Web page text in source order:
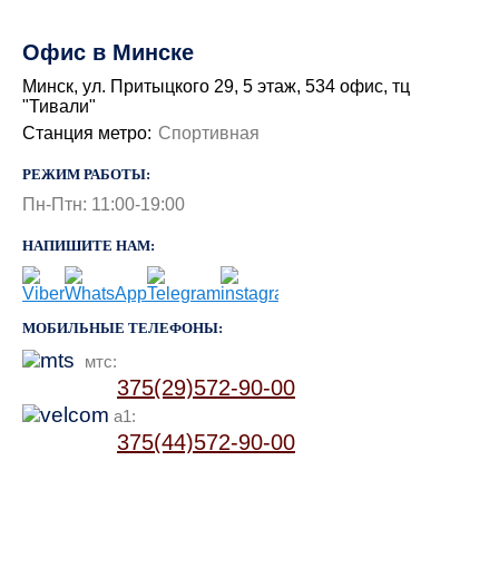
Офис в Минске
Минск, ул. Притыцкого 29, 5 этаж, 534 офис, тц
"Тивали"
Станция метро: Спортивная
РЕЖИМ РАБОТЫ:
Пн-Птн: 11:00-19:00
НАПИШИТЕ НАМ:
МОБИЛЬНЫЕ ТЕЛЕФОНЫ:
мтс:
375(29)572-90-00
a1:
375(44)572-90-00